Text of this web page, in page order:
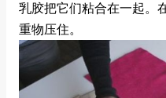
乳胶把它们粘合在一起。
重物压住。